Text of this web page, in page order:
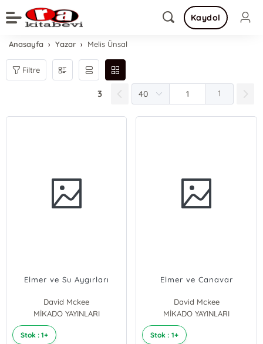
Kaydol
Anasayfa Yazar Melis Ünsal
Filtre
3 1
Elmer ve Su Aygırları
David Mckee
MİKADO YAYINLARI
Stok : 1+
Elmer ve Canavar
David Mckee
MİKADO YAYINLARI
Stok : 1+